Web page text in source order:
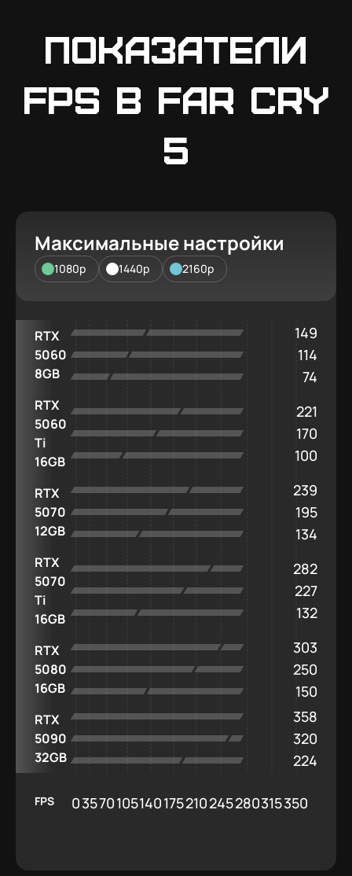
Показатели
FPS в Far Cry
5
Максимальные настройки
1080p 1440p 2160p
RTX
5060
8GB
149
114
74
RTX
5060
Ti
16GB
221
170
100
RTX
5070
12GB
239
195
134
RTX
5070
Ti
16GB
282
227
132
RTX
5080
16GB
303
250
150
RTX
5090
32GB
358
320
224
03570105140175210245280315350
FPS